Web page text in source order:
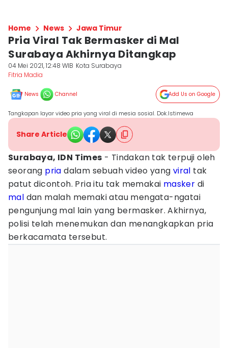
Home News Jawa Timur
Pria Viral Tak Bermasker di Mal
Surabaya Akhirnya Ditangkap
04 Mei 2021, 12:48 WIB Kota Surabaya
Fitria Madia
News Channel Add Us on Google
Tangkapan layar video pria yang viral di mesia sosial. Dok.Istimewa
Share Article
Surabaya, IDN Times - Tindakan tak terpuji oleh
seorang pria dalam sebuah video yang viral tak
patut dicontoh. Pria itu tak memakai masker di
mal dan malah memaki atau mengata-ngatai
pengunjung mal lain yang bermasker. Akhirnya,
polisi telah menemukan dan menangkapkan pria
berkacamata tersebut.